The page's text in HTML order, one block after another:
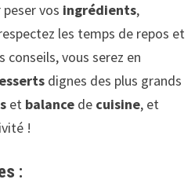
vos ingrédients,
les temps de repos et
conseils, vous serez en
dignes des plus grands
et balancede cuisine, et
!
: